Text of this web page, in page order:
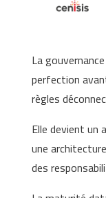
La
perfection
règles
Elle devient un
une
des